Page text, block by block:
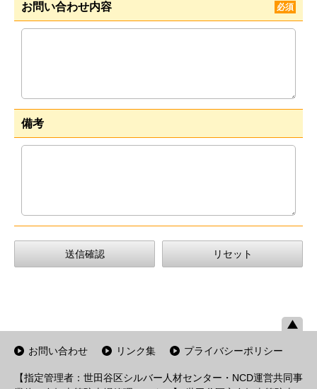
お問い合わせ内容 必須
備考
お問い合わせ リンク集 プライバシーポリシー
【指定管理者：世田谷区シルバー人材センター・NCD運営共同事